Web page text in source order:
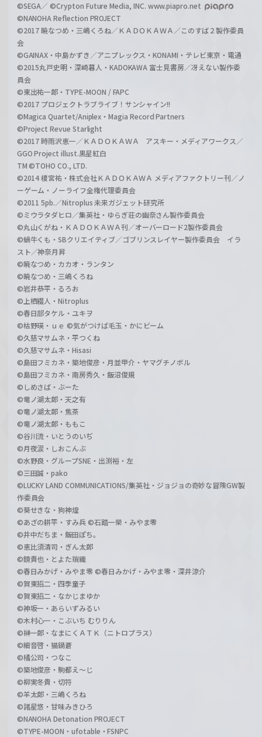
©SEGA／ ©Crypton Future Media, INC. www.piapro.net
©NANOHA Reflection PROJECT
©2017 暁なつめ・三嶋くろね／ＫＡＤＯＫＡＷＡ／このすば２製作委員
会
©GAINAX・中島かずき／アニプレックス・KONAMI・テレビ東京・電通
©2015丸戸史明・深崎暮人・KADOKAWA 富士見書房／冴えない製作委
員会
©東出祐一郎・TYPE-MOON / FAPC
©2017 プロジェクトラブライブ！サンシャイン!!
©Magica Quartet/Aniplex・Magia Record Partners
©Project Revue Starlight
©2017 時雨沢恵一／ＫＡＤＯＫＡＷＡ アスキー・メディアワークス／
GGO Project illust.黒星紅白
TM ©TOHO CO., LTD.
©2014 榎宮祐・株式会社ＫＡＤＯＫＡＷＡ メディアファクトリー刊／ノ
ーゲーム・ノーライフ全権代理委員会
©2011 5pb.／Nitroplus 未来ガジェット研究所
©ミウラタダヒロ／集英社・ゆらぎ荘の幽奈さん製作委員会
©丸山くがね・ＫＡＤＯＫＡＷＡ刊／オーバーロード2製作委員会
©蝸牛くも・SBクリエイティブ／ゴブリンスレイヤー製作委員会 イラ
スト／神奈月昇
©暁なつめ・カカオ・ランタン
©暁なつめ・三嶋くろね
©岩井恭平・るろお
©上栖綴人・Nitroplus
©春日部タケル・ユキヲ
©枯野瑛・ｕｅ ©気がつけば毛玉・かにビーム
©久慈マサムネ・平つくね
©久慈マサムネ・Hisasi
©島田フミカネ・築地俊彦・月並甲介・ヤマグチノボル
©島田フミカネ・南房秀久・飯沼俊規
©しめさば・ぶーた
©竜ノ湖太郎・天之有
©竜ノ湖太郎・焦茶
©竜ノ湖太郎・ももこ
©谷川流・いとうのいぢ
©月夜涙・しおこんぶ
©水野良・グループSNE・出渕裕・左
©三田誠・pako
©LUCKY LAND COMMUNICATIONS/集英社・ジョジョの奇妙な冒険GW製
作委員会
©葵せきな・狗神煌
©あざの耕平・すみ兵 ©石踏一榮・みやま零
©井中だちま・飯田ぽち。
©恵比須清司・ぎん太郎
©鏡貴也・とよた瑣織
©春日みかげ・みやま零 ©春日みかげ・みやま零・深井涼介
©賀東招二・四季童子
©賀東招二・なかじまゆか
©神坂一・あらいずみるい
©木村心一・こぶいち むりりん
©榊一郎・なまにくＡＴＫ（ニトロプラス）
©細音啓・猫鍋蒼
©橘公司・つなこ
©築地俊彦・駒都え～じ
©柳実冬貴・切符
©羊太郎・三嶋くろね
©諸星悠・甘味みきひろ
©NANOHA Detonation PROJECT
©TYPE-MOON・ufotable・FSNPC